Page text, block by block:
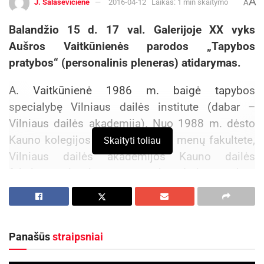
J. Šalaševičienė 2016-04-12 Laikas: 1 min skaitymo A
Balandžio 15 d. 17 val. Galerijoje XX vyks
Aušros Vaitkūnienės parodos „Tapybos
pratybos“ (personalinis pleneras) atidarymas.
A. Vaitkūnienė 1986 m. baigė tapybos
specialybę Vilniaus dailės institute (dabar –
Vilniaus dailės akademija). Nuo 1988 m. dėsto
Kauno kolegijos J. Vienožinskio menų fakultete,
Vilniaus dailės akademijos Kauno dailės
fakulteto vizualaus meno katedroje tapybos
specialybės studentams. Apdovanota Lietuvos
valstybine stipendija (1994 m.), Valstybinė
(1999–2000 m.), The Pollock-Krasner
Skaityti toliau
Panašūsstraipsniai